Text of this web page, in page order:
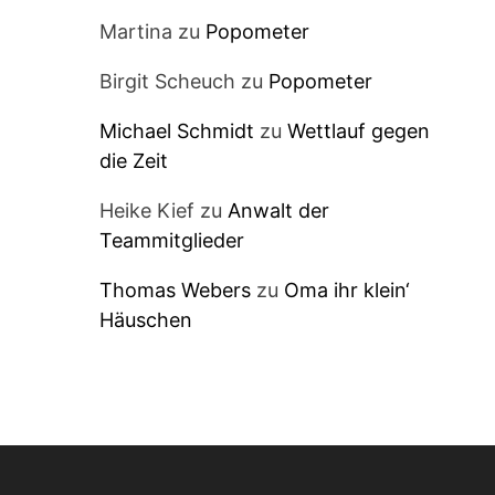
Martina zu Popometer
Birgit Scheuch zu Popometer
Michael Schmidt zu Wettlauf gegen
die Zeit
Heike Kief zu Anwalt der
Teammitglieder
Thomas Weberszu Oma ihr klein‘
Häuschen